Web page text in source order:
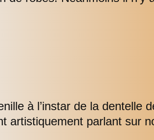
à l’instar de la dentelle
artistiquement parlant sur